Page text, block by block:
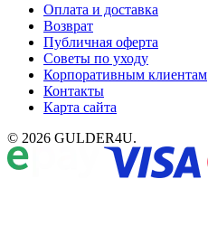
Оплата и доставка
Возврат
Публичная оферта
Советы по уходу
Корпоративным клиентам
Контакты
Карта сайта
© 2026 GULDER4U.